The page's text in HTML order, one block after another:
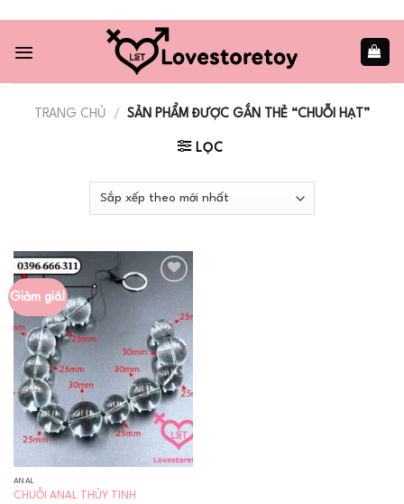
content
TRANG CHỦ / SẢN PHẨM ĐƯỢC GẮN THẺ “CHUỖI HẠT”
LỌC
Giảm giá!
Add to
wishlist
ANAL
CHUỖI ANAL THỦY TINH